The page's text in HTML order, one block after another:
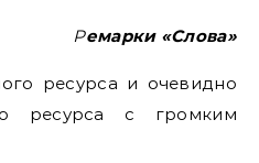
Ремарки «Слова»
ресурса и очевидно
ресурса с громким